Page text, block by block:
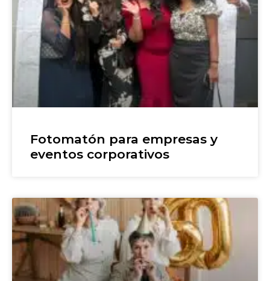
Fotomatón para empresas y
eventos corporativos